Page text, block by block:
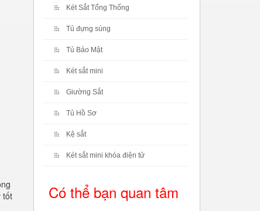
tốt
Két Sắt Tổng Thống
Tủ đựng súng
Tủ Bảo Mật
Két sắt mini
Giường Sắt
Tủ Hồ Sơ
Kệ sắt
Két sắt mini khóa điện tử
Có thể bạn quan tâm